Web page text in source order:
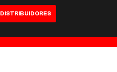
DISTRIBUIDORES